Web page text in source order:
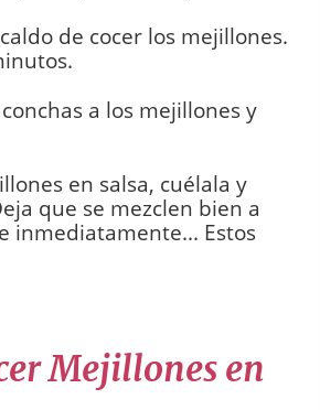
de cocer los mejillones.
a los mejillones y
en salsa, cuélala y
que se mezclen bien a
inmediatamente... Estos
Mejillones en